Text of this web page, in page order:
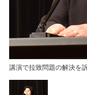
講演で拉致問題の解決を